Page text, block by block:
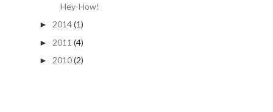
Hey-How!
► 2014(1)
► 2011 (4)
► 2010(2)